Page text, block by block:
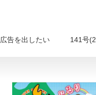
広告を出したい 141号